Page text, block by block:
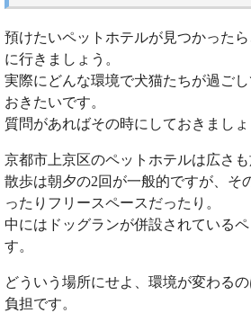
預けたいペットホテルが見つかったら
に行きましょう。
実際にどんな環境で犬猫たちが過ご
おきたいです。
質問があればその時にしておきましょ
京都市上京区のペットホテルは広さも
散歩は朝夕の2回が一般的ですが、そ
ったりフリースペースだったり。
中にはドッグランが併設されている
す。
どういう場所にせよ、環境が変わる
負担です。